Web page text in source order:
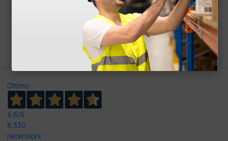
1 blister
1 scatola
Carica più prodotti
Ottimo
4,6/5
8.330
recensioni